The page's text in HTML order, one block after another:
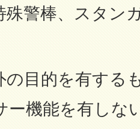
殊警棒、スタン
の目的を有する
ー機能を有しな